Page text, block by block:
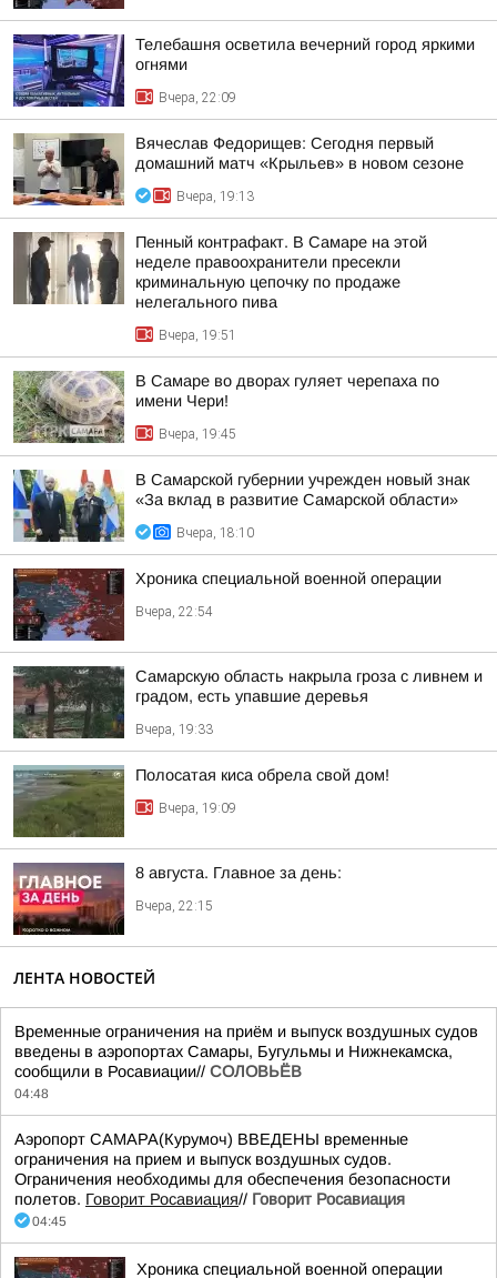
Телебашня осветила вечерний город яркими
огнями
Вчера, 22:09
Вячеслав Федорищев: Сегодня первый
домашний матч «Крыльев» в новом сезоне
Вчера, 19:13
Пенный контрафакт. В Самаре на этой
неделе правоохранители пресекли
криминальную цепочку по продаже
нелегального пива
Вчера, 19:51
В Самаре во дворах гуляет черепаха по
имени Чери!
Вчера, 19:45
В Самарской губернии учрежден новый знак
«За вклад в развитие Самарской области»
Вчера, 18:10
Хроника специальной военной операции
Вчера, 22:54
Самарскую область накрыла гроза с ливнем и
градом, есть упавшие деревья
Вчера, 19:33
Полосатая киса обрела свой дом!
Вчера, 19:09
8 августа. Главное за день:
Вчера, 22:15
ЛЕНТА НОВОСТЕЙ
Временные ограничения на приём и выпуск воздушных судов
введены в аэропортах Самары, Бугульмы и Нижнекамска,
сообщили в Росавиации// СОЛОВЬЁВ
04:48
Аэропорт САМАРА(Курумоч) ВВЕДЕНЫ временные
ограничения на прием и выпуск воздушных судов.
Ограничения необходимы для обеспечения безопасности
полетов. Говорит Росавиация// Говорит Росавиация
04:45
Хроника специальной военной операции